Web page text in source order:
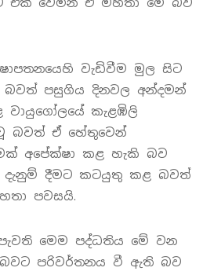
වැඩිවීම මුල සිට
පසුගිය දිනවල අන්දමන්
වායුගෝලයේ කැළඹිලි
බවත් ඒ හේතුවෙන්
අපේක්ෂා කළ හැකි බව
දැනුම් දීමට කටයුතු කළ බවත්
පවසයි.
මෙම පද්ධතිය මේ වන
පරිවර්තනය වී ඇති බව